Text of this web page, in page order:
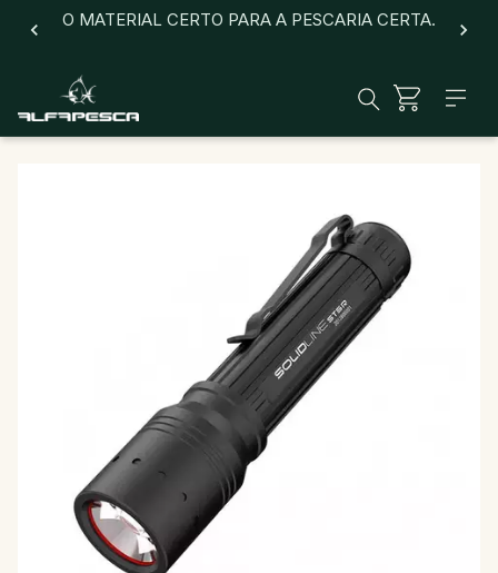
O MATERIAL CERTO PARA A PESCARIA CERTA.